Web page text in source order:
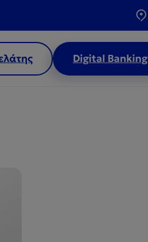
Digital Banking